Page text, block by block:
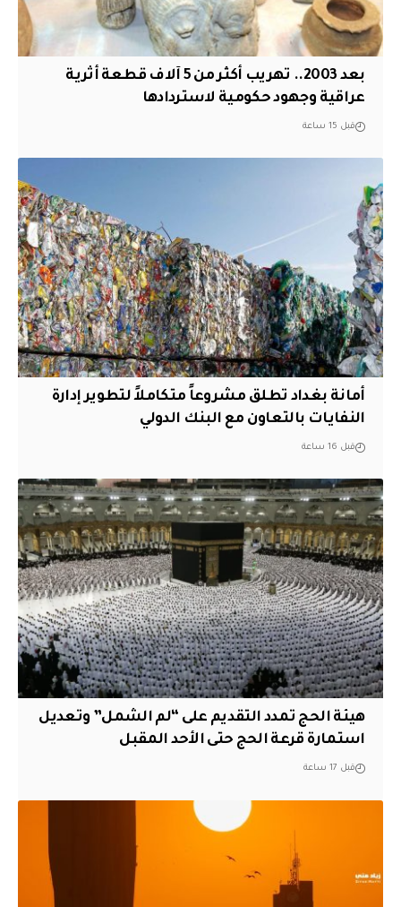
بعد 2003.. تهريب أكثر من 5 آلاف قطعة أثرية
عراقية وجهود حكومية لاستردادها
قبل 15 ساعة
أمانة بغداد تطلق مشروعاً متكاملاً لتطوير إدارة
النفايات بالتعاون مع البنك الدولي
قبل 16 ساعة
هيئة الحج تمدد التقديم على “لم الشمل” وتعديل
استمارة قرعة الحج حتى الأحد المقبل
قبل 17 ساعة